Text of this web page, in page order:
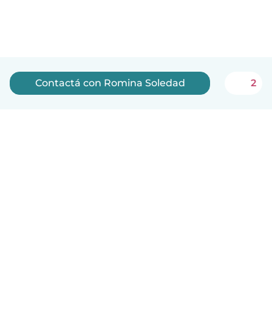
Contactá con Romina Soledad 2